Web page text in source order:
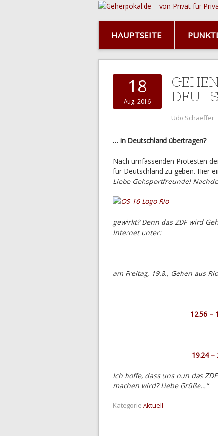
HAUPTSEITE
18
Aug. 2016
Udo Schaeffer
… in Deutschland übertragen?
Nach umfassenden Protesten
für Deutschland zu geben. Hier
Liebe Gehsportfreunde!
gewirkt? Denn das ZDF wird
Internet unter:
am Freitag, 19.8., Gehen aus
12.56 –
19.24 –
Ich hoffe, dass uns nun das
machen wird? Liebe Grüße…“
Kategorie Aktuell